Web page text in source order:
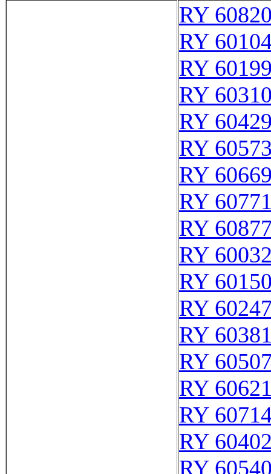
RY
RY
RY
RY
RY
RY
RY
RY
RY
RY
RY
RY
RY
RY
RY
RY
RY
RY